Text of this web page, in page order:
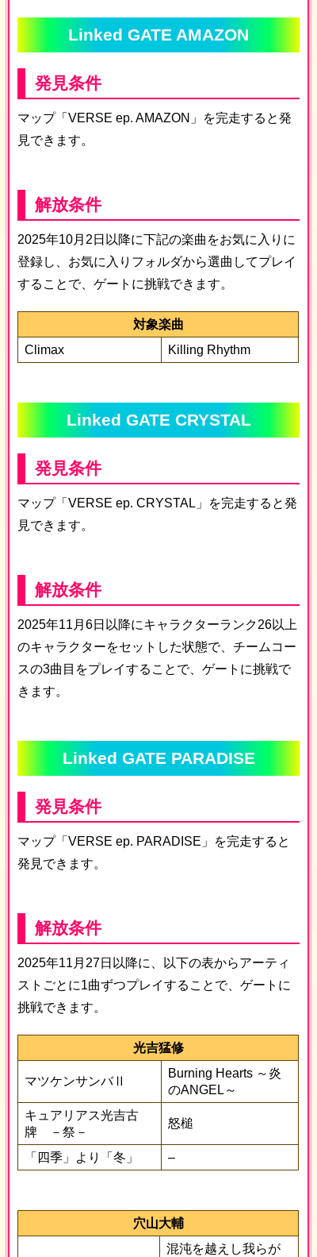
Linked GATE AMAZON
発見条件
マップ「VERSE ep. AMAZON」を完走すると発
見できます。
解放条件
2025年10月2日以降に下記の楽曲をお気に入りに
登録し、お気に入りフォルダから選曲してプレイ
することで、ゲートに挑戦できます。
対象楽曲
Climax
Killing Rhythm
Linked GATE CRYSTAL
発見条件
マップ「VERSE ep. CRYSTAL」を完走すると発
見できます。
解放条件
2025年11月6日以降にキャラクターランク26以上
のキャラクターをセットした状態で、チームコー
スの3曲目をプレイすることで、ゲートに挑戦で
きます。
Linked GATE PARADISE
発見条件
マップ「VERSE ep. PARADISE」を完走すると
発見できます。
解放条件
2025年11月27日以降に、以下の表からアーティ
ストごとに1曲ずつプレイすることで、ゲートに
挑戦できます。
光吉猛修
マツケンサンバⅡ
Burning Hearts ～炎
のANGEL～
キュアリアス光吉古
牌 －祭－
怒槌
「四季」より「冬」 –
穴山大輔
混沌を越えし我らが